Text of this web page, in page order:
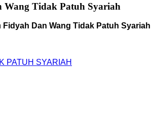
Wang Tidak Patuh Syariah
Fidyah Dan Wang Tidak Patuh Syariah
PATUH SYARIAH